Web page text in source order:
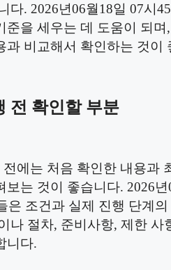
다. 2026년06월18일 07시
준을 세우는 데 도움이 되며
과 비교해서 확인하는 것이
전 확인할 부분
에는 처음 확인한 내용과
보는 것이 좋습니다. 2026
은 조건과 실제 진행 단계
나 절차, 준비사항, 제한 사
니다.